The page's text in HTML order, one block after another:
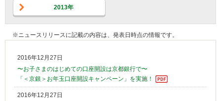
2013年
※ニュースリリースに記載の内容は、発表日時点の情報です。
2016年12月27日
〜お子さまのはじめての口座開設は京都銀行で〜
「＜京銀＞お年玉口座開設キャンペーン」を実施！
2016年12月27日